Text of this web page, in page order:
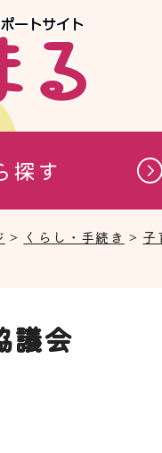
探す
> くらし・手続き > 子
議会